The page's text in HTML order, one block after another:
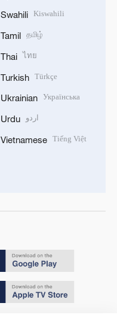
Swahili Kiswahili
Tamil தமிழ்
Thai ไทย
Turkish Türkçe
Ukrainian Українська
Urdu اردو
Vietnamese Tiếng Việt